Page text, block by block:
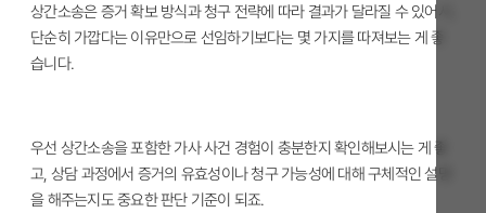
상간소송은 증거 확보 방식과 청구 전략에 따라 결과가 달라질 수 있어서,
단순히 가깝다는 이유만으로 선임하기보다는 몇 가지를 따져보는 게 좋
습니다.
우선 상간소송을 포함한 가사 사건 경험이 충분한지 확인해보시는 게 좋
고, 상담 과정에서 증거의 유효성이나 청구 가능성에 대해 구체적인 설명
을 해주는지도 중요한 판단 기준이 되죠.